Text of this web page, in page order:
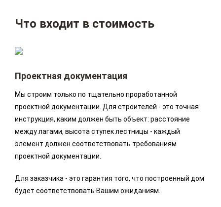
Что входит в стоимость
Проектная документация
Мы строим только по тщательно проработанной
проектной документации. Для строителей - это точная
инструкция, каким должен быть объект: расстояние
между лагами, высота ступек лестницы - каждый
элемент должен соответствовать требованиям
проектной документации.
Для заказчика - это гарантия того, что построенный дом
будет соответствовать Вашим ожиданиям.